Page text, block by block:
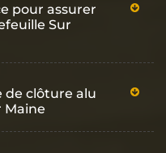
pour assurer
Sur
de clôture alu
Maine